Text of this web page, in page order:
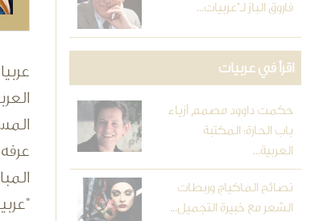
فاروق الباز لـ"عربيات...
اقرأ في عربيات
حكمت داوود مصمم أزياء
باب الحارة: المكتبة
العربية...
نصائح الماكياج وربطات
الشعر مع خبيرة التجميل...